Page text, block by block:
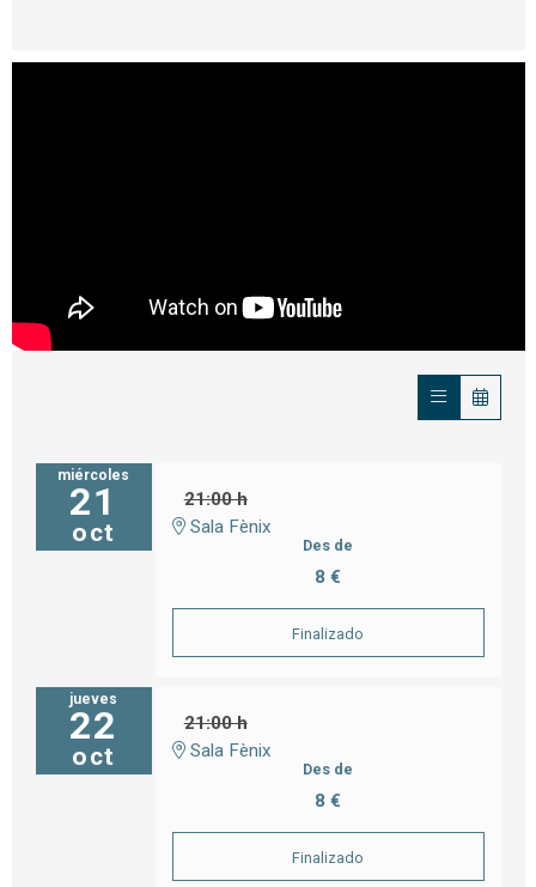
miércoles
21
oct
21:00 h
Sala Fènix
Des de
8 €
Finalizado
jueves
22
oct
21:00 h
Sala Fènix
Des de
8 €
Finalizado